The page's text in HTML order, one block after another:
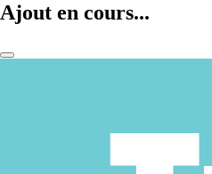
Ajout en cours...